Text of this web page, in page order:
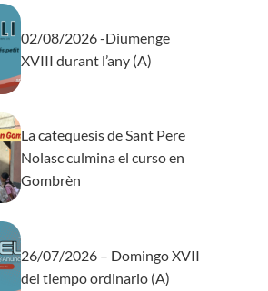
02/08/2026 -Diumenge
XVIII durant l’any (A)
La catequesis de Sant Pere
Nolasc culmina el curso en
Gombrèn
26/07/2026 – Domingo XVII
del tiempo ordinario (A)